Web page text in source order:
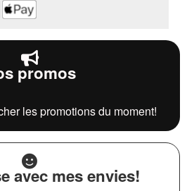
promos
les promotions du moment!
avec mes envies!